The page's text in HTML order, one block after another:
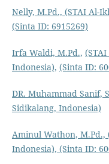
Nelly, M.Pd., (STAI Al-
(Sinta ID: 6915269)
Irfa Waldi, M.Pd.,
Indonesia), (Sinta ID:
DR. Muhammad Sanif,
Sidikalang, Indonesia)
Aminul Wathon, M.Pd.,
Indonesia), (Sinta ID: